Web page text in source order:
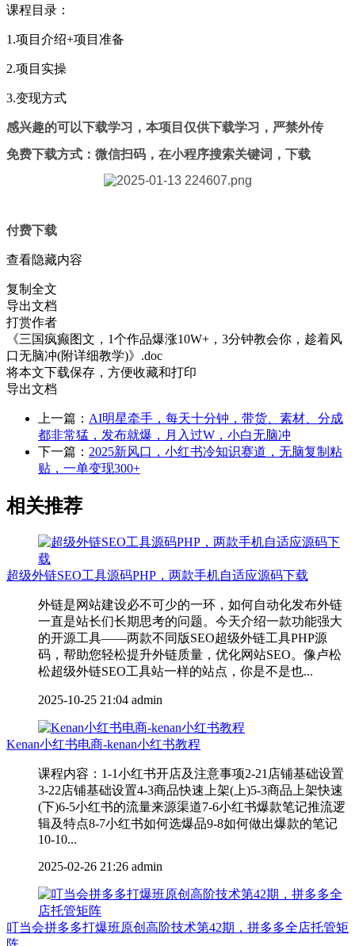
课程目录：
1.项目介绍+项目准备
2.项目实操
3.变现方式
感兴趣的可以下载学习，本项目仅供下载学习，严禁外传
免费下载方式： 微信扫码，在小程序搜索关键词，下载
付费下载
查看隐藏内容
复制全文
导出文档
打赏作者
《三国疯癫图文，1个作品爆涨10W+，3分钟教会你，趁着风
口无脑冲(附详细教学)》.doc
将本文下载保存，方便收藏和打印
导出文档
上一篇： AI明星牵手，每天十分钟，带货、素材、分成
都非常猛，发布就爆，月入过W，小白无脑冲
下一篇： 2025新风口，小红书冷知识赛道，无脑复制粘
贴，一单变现300+
相关推荐
超级外链SEO工具源码PHP，两款手机自适应源码下载
外链是网站建设必不可少的一环，如何自动化发布外链
一直是站长们长期思考的问题。今天介绍一款功能强大
的开源工具——两款不同版SEO超级外链工具PHP源
码，帮助您轻松提升外链质量，优化网站SEO。像卢松
松超级外链SEO工具站一样的站点，你是不是也...
2025-10-25 21:04 admin
Kenan小红书电商-kenan小红书教程
课程内容：1-1小红书开店及注意事项2-21店铺基础设置
3-22店铺基础设置4-3商品快速上架(上)5-3商品上架快速
(下)6-5小红书的流量来源渠道7-6小红书爆款笔记推流逻
辑及特点8-7小红书如何选爆品9-8如何做出爆款的笔记
10-10...
2025-02-26 21:26 admin
叮当会拼多多打爆班原创高阶技术第42期，拼多多全店托管矩